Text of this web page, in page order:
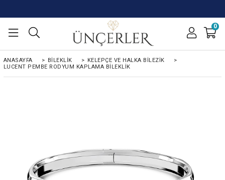
0
ANASAYFA > BILEKLIK > KELEPÇE VE HALKA BILEZIK
>
LUCENT PEMBE RODYUM KAPLAMA BILEKLIK